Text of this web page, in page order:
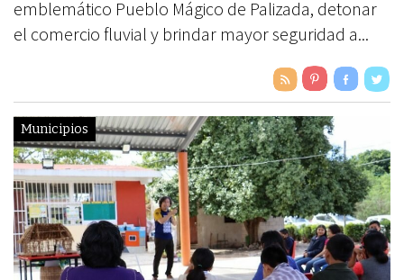
emblemático Pueblo Mágico de Palizada, detonar
el comercio fluvial y brindar mayor seguridad a...
Municipios